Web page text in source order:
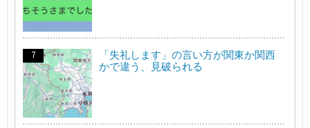
「失礼します」の言い方が関東か関西
かで違う、見破られる